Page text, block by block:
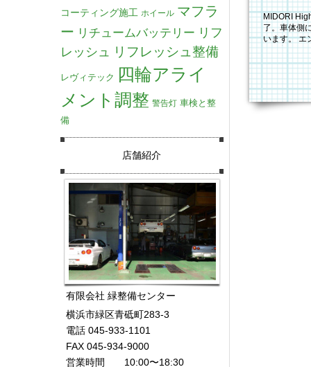
MIDORI
了。車体側
います。 エ
は、普段で
コーティング施工 ホイール マフラ
ー リチュームバッテリー リフ
レッシュ
リフレッシュ整備
レヴィテック 四輪アライ
メント調整 警告灯 車検と整
備
店舗紹介
有限会社 緑整備センター
横浜市緑区青砥町283-3
電話 045-933-1101
FAX 045-934-9000
営業時間 10:00〜18:30